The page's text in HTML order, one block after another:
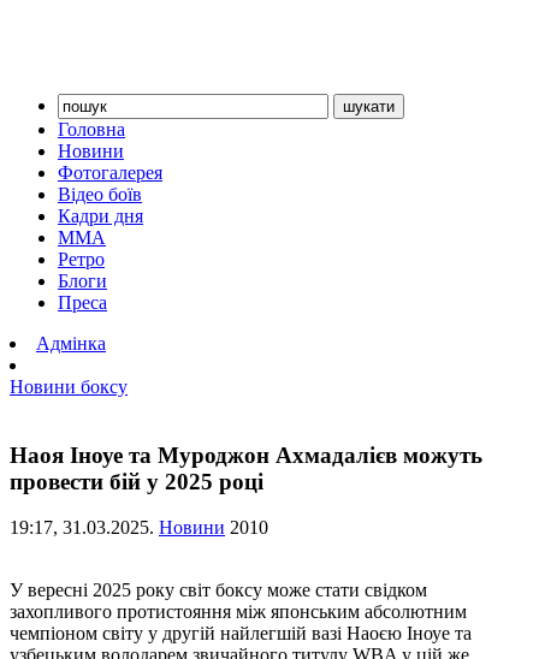
Головна
Новини
Фотогалерея
Відео боїв
Кадри дня
ММА
Ретро
Блоги
Преса
Адмінка
Новини боксу
Наоя Іноуе та Муроджон Ахмадалієв можуть
провести бій у 2025 році
19:17, 31.03.2025. Новини 2010
У вересні 2025 року світ боксу може стати свідком
захопливого протистояння між японським абсолютним
чемпіоном світу у другій найлегшій вазі Наоєю Іноуе та